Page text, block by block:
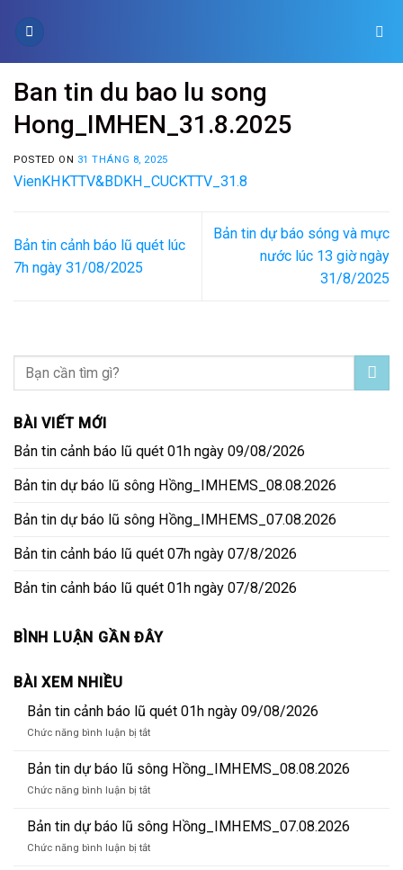
Ban tin du bao lu song
Hong_IMHEN_31.8.2025
POSTED ON 31 THÁNG 8, 2025
VienKHKTTV&BDKH_CUCKTTV_31.8
Bản tin cảnh báo lũ quét lúc
7h ngày 31/08/2025
Bản tin dự báo sóng và mực
nước lúc 13 giờ ngày
31/8/2025
BÀI VIẾT MỚI
Bản tin cảnh báo lũ quét 01h ngày 09/08/2026
Bản tin dự báo lũ sông Hồng_IMHEMS_08.08.2026
Bản tin dự báo lũ sông Hồng_IMHEMS_07.08.2026
Bản tin cảnh báo lũ quét 07h ngày 07/8/2026
Bản tin cảnh báo lũ quét 01h ngày 07/8/2026
BÌNH LUẬN GẦN ĐÂY
BÀI XEM NHIỀU
Bản tin cảnh báo lũ quét 01h ngày 09/08/2026
Chức năng bình luận bị tắtở
tin
cảnh
báo
quét
01h
Bản tin dự báo lũ sông Hồng_IMHEMS_08.08.2026
Chức năng bình luận bị tắtở
tin
báo
Bản tin dự báo lũ sông Hồng_IMHEMS_07.08.2026
Chức năng bình luận bị tắtở